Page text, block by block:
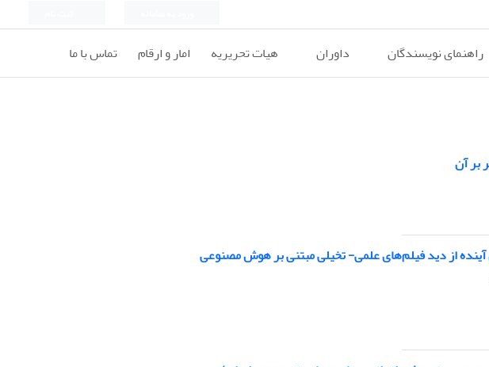
راهنمای نویسندگان داوران هیات تحریریه امار و ارقام تماس با ما
بر آن
از دید فیلم‌های علمی- تخیلی مبتنی بر هوش مصنوعی